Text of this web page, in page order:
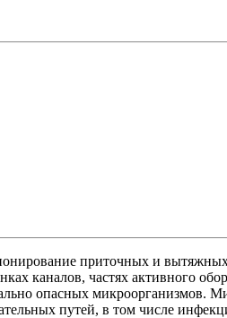
приточных и
каналов, частях активного
опасных
путей, в том числе